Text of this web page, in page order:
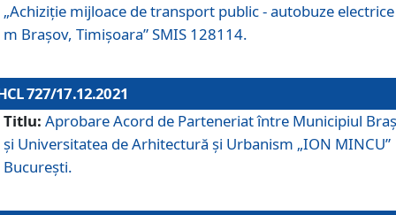
„Achiziție mijloace de transport public - autobuze
m Brașov, Timișoara” SMIS 128114.
727/17.12.2021
Titlu: Aprobare Acord de Parteneriat între Municipiul
și Universitatea de Arhitectură și Urbanism „ION MINCU”
București.